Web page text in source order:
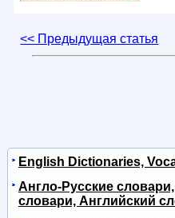
<< Предыдущая статья
English Dictionaries,
Англо-Русские
словари, Английский